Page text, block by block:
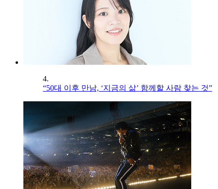
4.
“50대 이후 만남, ‘지금의 삶’ 함께할 사람 찾는 것”